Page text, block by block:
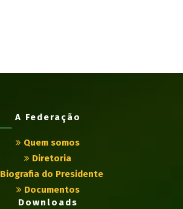
A Federação
Quem somos
Diretoria
Biografia do Presidente
Documentos
Downloads